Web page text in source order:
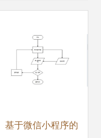
基于微信小程序的